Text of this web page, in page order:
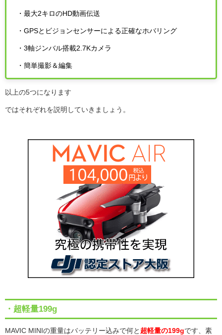
・最大2キロのHD動画伝送
・GPSとビジョンセンサーによる正確なホバリング
・3軸ジンバル搭載2.7Kカメラ
・簡単撮影＆編集
以上の5つになります
ではそれぞれを説明していきましょう。
・超軽量199g
MAVIC MINI の重量はバッテリー込みで何と 超軽量の199gです、素